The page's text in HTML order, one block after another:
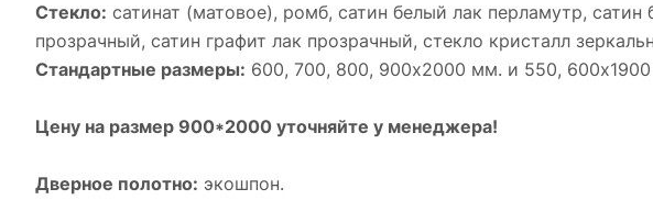
Стекло: сатинат (матовое), ромб, cатин белый лак перламутр,
прозрачный, cатин графит лак прозрачный, cтекло кристалл
Стандартные размеры: 600, 700, 800, 900х2000 мм. и 550,
Цену на размер 900*2000 уточняйте у менеджера!
Дверное полотно: экошпон.